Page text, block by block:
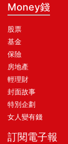
Money錢
股票
基金
保險
房地產
輕理財
封面故事
特別企劃
女人變有錢
訂閱電子報